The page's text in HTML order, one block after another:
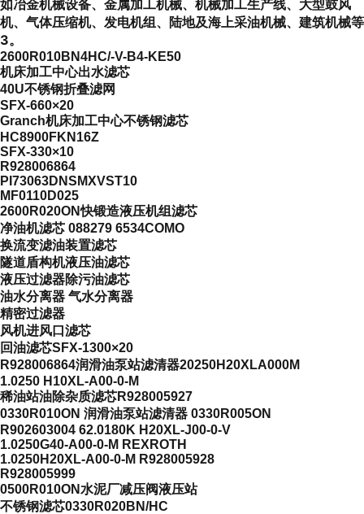
如冶金机械设备、金属加工机械、机械加工生产线、大型鼓风
机、气体压缩机、发电机组、陆地及海上采油机械、建筑机械等
3。
2600R010BN4HC/-V-B4-KE50
机床加工中心出水滤芯
40U不锈钢折叠滤网
SFX-660×20
Granch机床加工中心不锈钢滤芯
HC8900FKN16Z
SFX-330×10
R928006864
PI73063DNSMXVST10
MF0110D025
2600R020ON快锻造液压机组滤芯
净油机滤芯 088279 6534COMO
换流变滤油装置滤芯
隧道盾构机液压油滤芯
液压过滤器除污油滤芯
油水分离器 气水分离器
精密过滤器
风机进风口滤芯
回油滤芯SFX-1300×20
R928006864润滑油泵站滤清器20250H20XLA000M
1.0250 H10XL-A00-0-M
稀油站油除杂质滤芯R928005927
0330R010ON 润滑油泵站滤清器 0330R005ON
R902603004 62.0180K H20XL-J00-0-V
1.0250G40-A00-0-M REXROTH
1.0250H20XL-A00-0-M R928005928
R928005999
0500R010ON水泥厂减压阀液压站
不锈钢滤芯0330R020BN/HC